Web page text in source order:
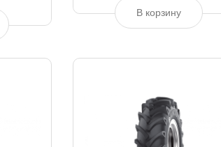
В корзину